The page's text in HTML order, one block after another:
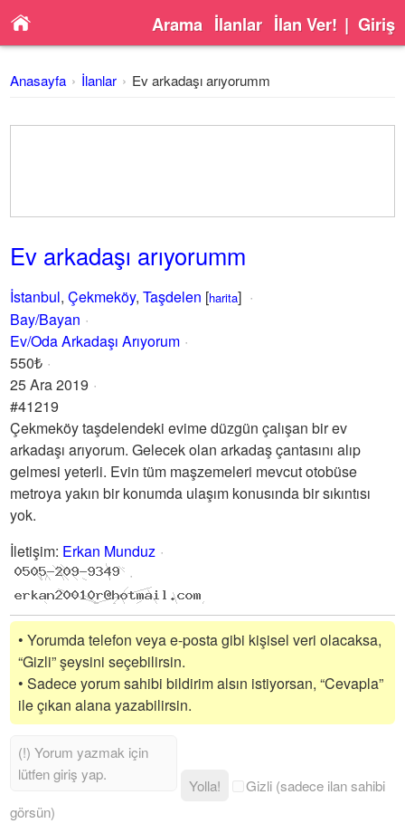
Arama İlanlar İlan Ver! | Giriş
Anasayfa İlanlar Ev arkadaşı arıyorumm
Ev arkadaşı arıyorumm
İstanbul,Çekmeköy,Taşdelen [harita]
Bay/Bayan
Ev/Oda Arkadaşı Arıyorum
550₺
25 Ara 2019
#41219
Çekmeköy taşdelendeki evime düzgün çalışan bir ev
arkadaşı arıyorum. Gelecek olan arkadaş çantasını alıp
gelmesi yeterli. Evin tüm maşzemeleri mevcut otobüse
metroya yakın bir konumda ulaşım konusında bir sıkıntısı
yok.
İletişim: Erkan Munduz
• Yorumda telefon veya e-posta gibi kişisel veri olacaksa,
“Gizli” şeysini seçebilirsin.
• Sadece yorum sahibi bildirim alsın istiyorsan, “Cevapla”
ile çıkan alana yazabilirsin.
Yolla!
Gizli (sadece ilan sahibi
görsün)